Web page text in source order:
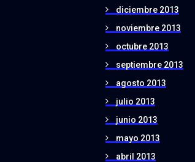
diciembre 2013
noviembre 2013
octubre 2013
septiembre 2013
agosto 2013
julio 2013
junio 2013
mayo 2013
abril 2013